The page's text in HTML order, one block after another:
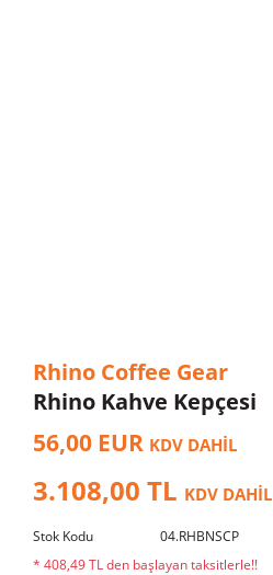
Rhino Coffee Gear
Rhino Kahve Kepçesi
56,00 EUR KDV DAHİL
3.108,00 TL KDV DAHİL
Stok Kodu
04.RHBNSCP
* 408,49 TL den başlayan taksitlerle!!